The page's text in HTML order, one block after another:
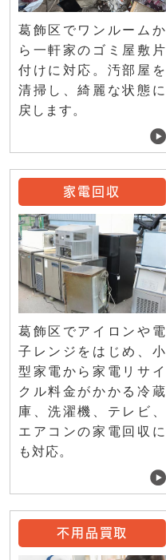
葛飾区でワンルームか
ら一軒家のゴミ屋敷片
付けに対応。汚部屋を
清掃し、綺麗な状態に
戻します。
家電回収
葛飾区でアイロンや電
子レンジをはじめ、小
型家電から家電リサイ
クル料金がかかる冷蔵
庫、洗濯機、テレビ、
エアコンの家電回収に
も対応。
不用品買取